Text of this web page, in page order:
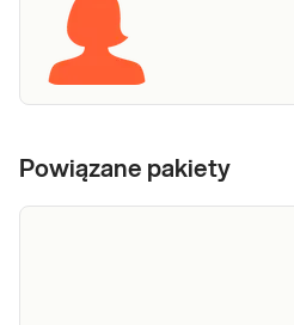
Powiązane pakiety